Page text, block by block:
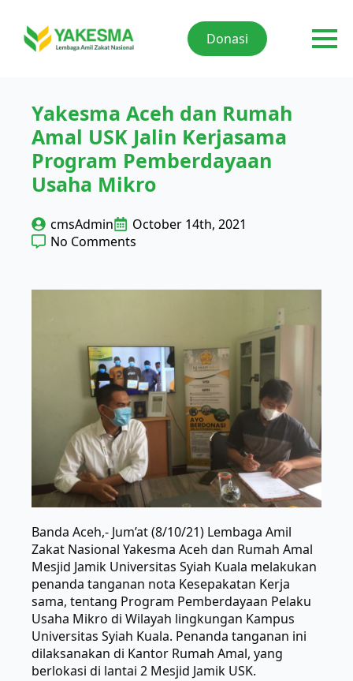
Donasi
Yakesma Aceh dan Rumah
Amal USK Jalin Kerjasama
Program Pemberdayaan
Usaha Mikro
cmsAdmin
October 14th, 2021
No Comments
Banda Aceh,- Jum’at (8/10/21) Lembaga Amil
Zakat Nasional Yakesma Aceh dan Rumah Amal
Mesjid Jamik Universitas Syiah Kuala melakukan
penanda tanganan nota Kesepakatan Kerja
sama, tentang Program Pemberdayaan Pelaku
Usaha Mikro di Wilayah lingkungan Kampus
Universitas Syiah Kuala. Penanda tanganan ini
dilaksanakan di Kantor Rumah Amal, yang
berlokasi di lantai 2 Mesjid Jamik USK.